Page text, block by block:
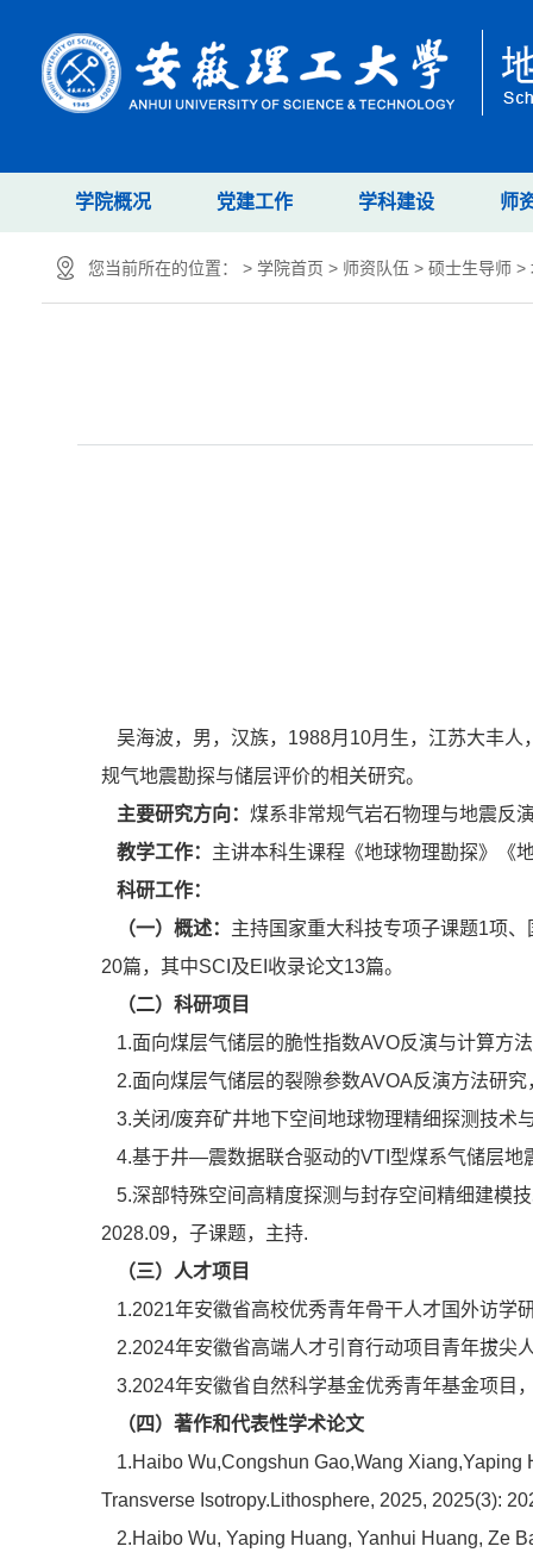
学院概况 党建工作 学科建设 师
您当前所在的位置： > 学院首页 > 师资队伍 > 硕士生导师 >
吴海波，男，汉族，1988月10月生，江苏大丰
规气地震勘探与储层评价的相关研究。
主要研究方向： 煤系非常规气岩石物理与地震反
教学工作： 主讲本科生课程《地球物理勘探》《
科研工作：
（一） 概述： 主持国家重大科技专项子课题1项
20篇，其中SCI及EI收录论文13篇。
（二）科研项目
1.面向煤层气储层的脆性指数AVO反演与计算方
2.面向煤层气储层的裂隙参数AVOA反演方法研
3.关闭/废弃矿井地下空间地球物理精细探测技术
4.基于井—震数据联合驱动的VTI型煤系气储层地
5.深部特殊空间高精度探测与封存空间精细建模
2028.09，子课题，主持.
（三）
人才项目
1.2021年安徽省高校优秀青年骨干人才国外访学
2.2024年安徽省高端人才引育行动项目青年拔尖
3.2024年安徽省自然科学基金优秀青年基金项目
（四）著作和代表性学术论文
1.Haibo Wu,Congshun Gao,Wang
Transverse Isotropy.Lithosphere, 2025, 2025(3):
2.Haibo Wu, Yaping Huang, Yanhui Huang, Ze